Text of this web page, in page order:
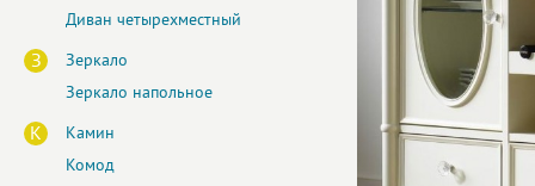
Диван четырехместный
З
Зеркало
Зеркало напольное
К
Камин
Комод